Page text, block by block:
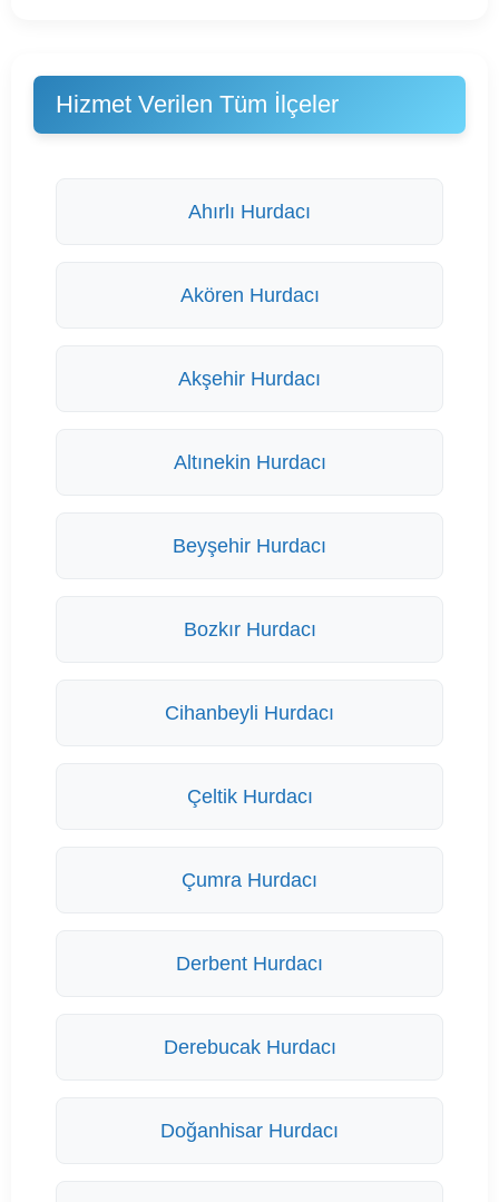
Hizmet Verilen Tüm İlçeler
Ahırlı Hurdacı
Akören Hurdacı
Akşehir Hurdacı
Altınekin Hurdacı
Beyşehir Hurdacı
Bozkır Hurdacı
Cihanbeyli Hurdacı
Çeltik Hurdacı
Çumra Hurdacı
Derbent Hurdacı
Derebucak Hurdacı
Doğanhisar Hurdacı